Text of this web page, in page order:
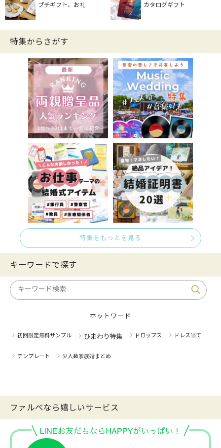
プチギフト、お礼 カタログギフト
特集からさがす
特集をもっとを見る
キーワードで探す
ホットワード
初回限定無料サンプル ひまわり特集 ドロップス ドレス当て
テンプレート 少人数家族婚まとめ
ファルべなら嬉しいサービス